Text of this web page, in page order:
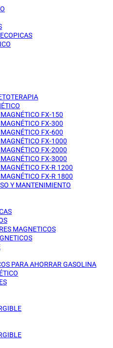
FX-150
FX-300
FX-600
FX-1000
FX-2000
FX-3000
FX-R 1200
FX-R 1800
Y MANTENIMIENTO
MAGNETICOS
PARA AHORRAR GASOLINA